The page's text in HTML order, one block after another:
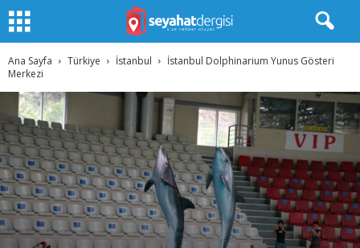
Ana Sayfa Türkiye İstanbul
İstanbul Dolphinarium Yunus Gösteri
Merkezi